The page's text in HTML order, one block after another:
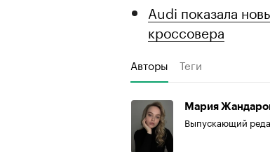
Audi показала
кроссовера
Авторы Теги
Мария
Выпускающий